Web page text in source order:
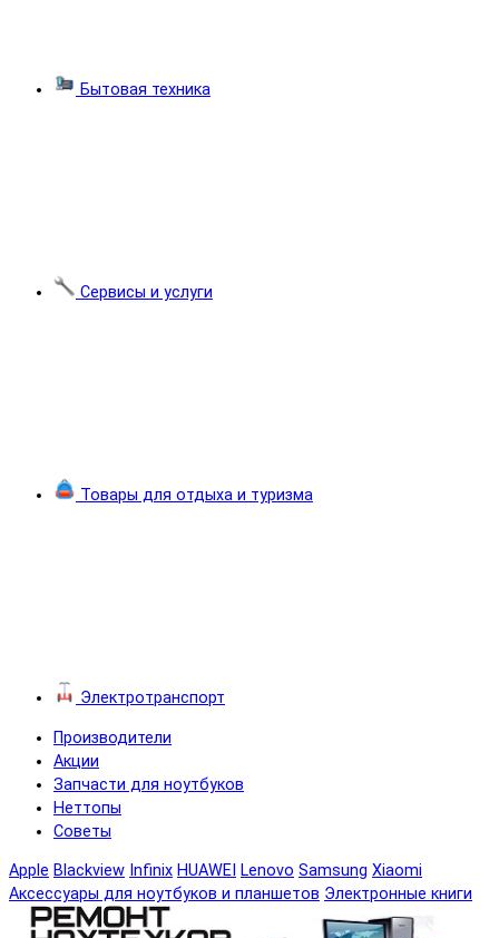
Бытовая техника
Сервисы и услуги
Товары для отдыха и туризма
Электротранспорт
Производители
Акции
Запчасти для ноутбуков
Неттопы
Советы
Apple Blackview Infinix HUAWEI Lenovo Samsung Xiaomi
Аксессуары для ноутбуков и планшетов Электронные книги